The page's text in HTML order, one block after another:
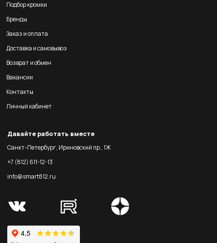
Подбор кромки
Бренды
Заказ и оплата
Доставка и самовывоз
Возврат и обмен
Вакансии
Контакты
Личный кабинет
Давайте работать вместе
Санкт-Петербург, Ириновский пр., 1Ж
+7 (812) 611-12-13
info@smart812.ru